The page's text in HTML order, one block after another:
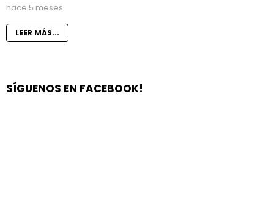
hace 5 meses
LEER MÁS...
SÍGUENOS EN FACEBOOK!